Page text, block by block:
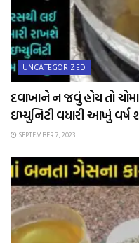
UNCATEGORIZED
દવાખાને ન જવું હોય તો
ઇમ્યુનિટી વધારી આખું વર્ષ
SEPTEMBER 7, 2023